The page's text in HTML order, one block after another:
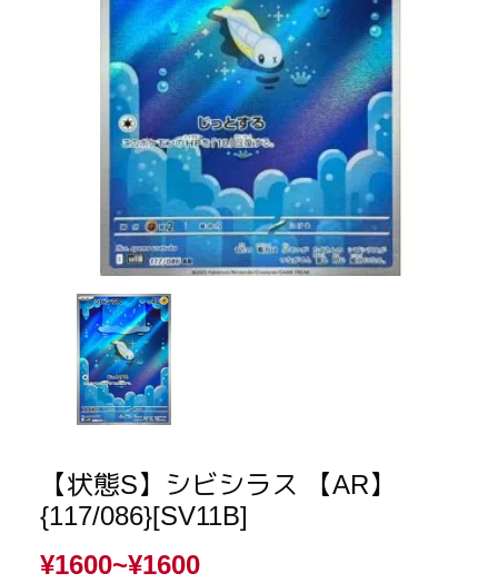
【状態S】シビシラス 【AR】
{117/086}[SV11B]
¥1600~¥1600